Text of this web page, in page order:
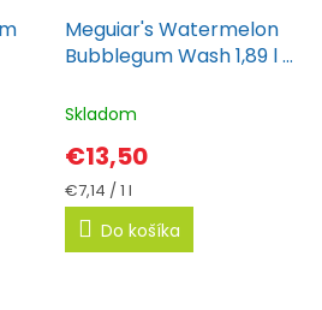
Meguiar's Watermelon
Bubblegum Wash 1,89 l -
Skladom
€13,50
Jednotková
cena:
€7,14 / 1 l
Do košíka